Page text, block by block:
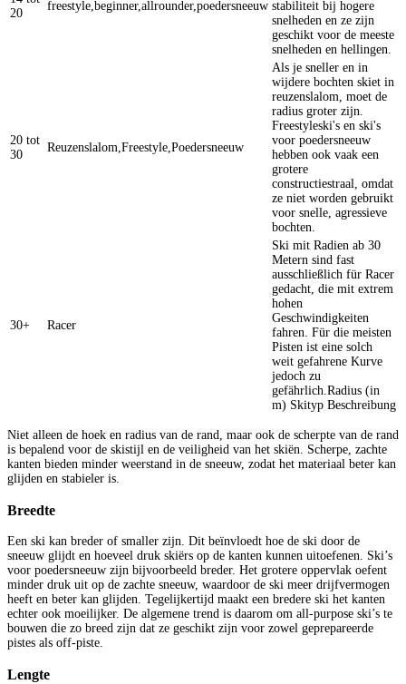
20
freestyle,beginner,allrounder,poedersneeuw stabiliteit bij hogere
snelheden en ze zijn
geschikt voor de meeste
snelheden en hellingen.
20 tot
30
Reuzenslalom,Freestyle,Poedersneeuw
Als je sneller en in
wijdere bochten skiet in
reuzenslalom, moet de
radius groter zijn.
Freestyleski's en ski's
voor poedersneeuw
hebben ook vaak een
grotere
constructiestraal, omdat
ze niet worden gebruikt
voor snelle, agressieve
bochten.
30+ Racer
Ski mit Radien ab 30
Metern sind fast
ausschließlich für Racer
gedacht, die mit extrem
hohen
Geschwindigkeiten
fahren. Für die meisten
Pisten ist eine solch
weit gefahrene Kurve
jedoch zu
gefährlich.Radius (in
m) Skityp Beschreibung
Niet alleen de hoek en radius van de rand, maar ook de scherpte van de rand
is bepalend voor de skistijl en de veiligheid van het skiën. Scherpe, zachte
kanten bieden minder weerstand in de sneeuw, zodat het materiaal beter kan
glijden en stabieler is.
Breedte
Een ski kan breder of smaller zijn. Dit beïnvloedt hoe de ski door de
sneeuw glijdt en hoeveel druk skiërs op de kanten kunnen uitoefenen. Ski’s
voor poedersneeuw zijn bijvoorbeeld breder. Het grotere oppervlak oefent
minder druk uit op de zachte sneeuw, waardoor de ski meer drijfvermogen
heeft en beter kan glijden. Tegelijkertijd maakt een bredere ski het kanten
echter ook moeilijker. De algemene trend is daarom om all-purpose ski’s te
bouwen die zo breed zijn dat ze geschikt zijn voor zowel geprepareerde
pistes als off-piste.
Lengte